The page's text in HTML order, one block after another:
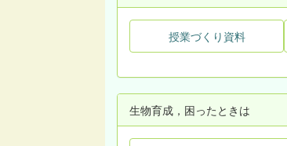
授業づくり資料
生物育成，困ったときは